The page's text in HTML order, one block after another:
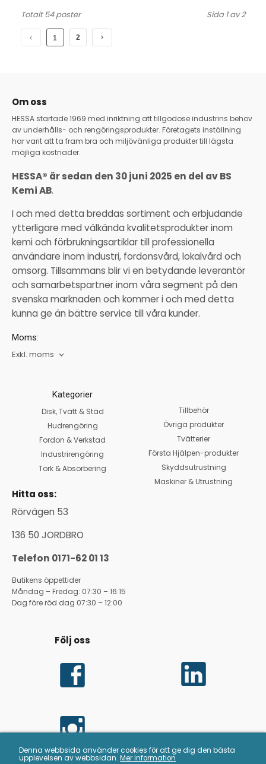
Denna webbsida använder cookies för att ge dig den bästa
upplevelsen av webbsidan.Mer information
Totalt 54 poster Sida 1 av 2
1 2
Om oss
HESSA startade 1969 med inriktning att tillgodose industrins behov
av underhålls- och rengöringsprodukter. Företagets inställning
har varit att ta fram bra och miljövänliga produkter till lägsta
möjliga kostnader.
HESSA® är sedan den 30 juni 2025 en del av BS
Kemi AB.
I och med detta breddas sortiment och erbjudande
ytterligare med välkända kvalitetsprodukter inom
kemi och förbrukningsartiklar till professionella
användare inom industri, fordonsvård, lokalvård och
omsorg. Tillsammans blir vi en betydande leverantör
och samarbetspartner inom våra segment på den
svenska marknaden och kommer i och med detta
kunna ge än bättre service till våra kunder.
Moms:
Exkl. moms
Kategorier
Disk, Tvätt & Städ
Hudrengöring
Fordon & Verkstad
Industrirengöring
Tork & Absorbering
Hitta oss:
Rörvägen 53
136 50 JORDBRO
Telefon 0171-62 01 13
Butikens öppettider
Måndag – Fredag: 07:30 – 16:15
Dag före röd dag 07:30 – 12:00
Tillbehör
Övriga produkter
Tvätterier
Första Hjälpen-produkter
Skyddsutrustning
Maskiner & Utrustning
Följ oss